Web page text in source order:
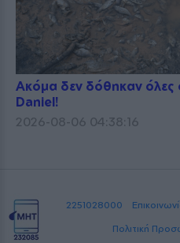
Ακόμα δεν δόθηκαν όλες
Daniel!
2026-08-06 04:38:16
2251028000
Πολιτική